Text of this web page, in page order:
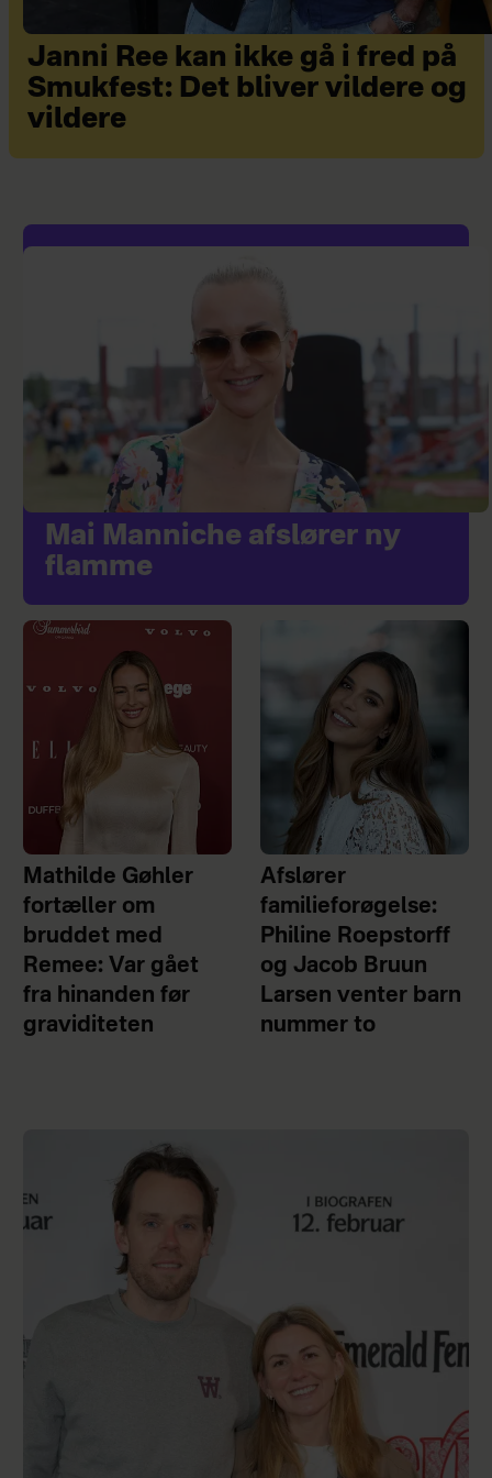
Janni Ree kan ikke gå i fred på
Smukfest: Det bliver vildere og
vildere
Mai Manniche afslører ny
flamme
Mathilde Gøhler
fortæller om
bruddet med
Remee: Var gået
fra hinanden før
graviditeten
Afslører
familieforøgelse:
Philine Roepstorff
og Jacob Bruun
Larsen venter barn
nummer to